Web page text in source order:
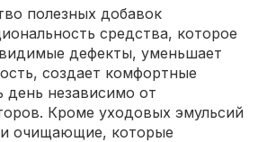
полезных добавок
средства, которое
дефекты, уменьшает
создает комфортные
независимо от
Кроме уходовых эмульсий
очищающие, которые